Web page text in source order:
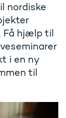
nordiske
hjælp til
i en ny
til